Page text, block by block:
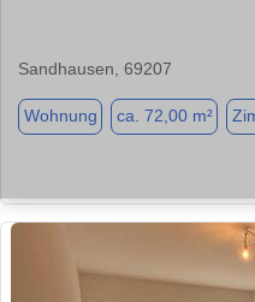
Sandhausen, 69207
Wohnung ca. 72,00 m²